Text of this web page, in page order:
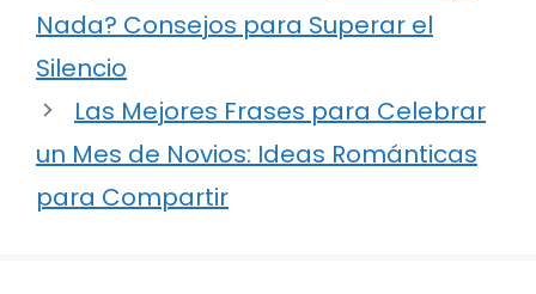
Nada? Consejos para Superar el
Silencio
Las Mejores Frases para Celebrar
un Mes de Novios: Ideas Románticas
para Compartir